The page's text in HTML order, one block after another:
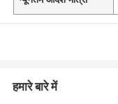
हमारे बारे में